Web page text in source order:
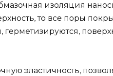
изоляция
то все поры
эластичность,